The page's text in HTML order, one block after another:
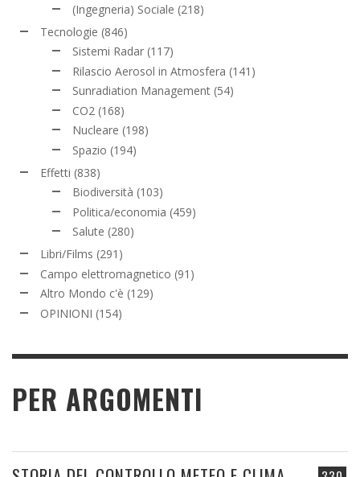
(Ingegneria) Sociale (218)
Tecnologie (846)
Sistemi Radar (117)
Rilascio Aerosol in Atmosfera (141)
Sunradiation Management (54)
CO2 (168)
Nucleare (198)
Spazio (194)
Effetti (838)
Biodiversità (103)
Politica/economia (459)
Salute (280)
Libri/Films (291)
Campo elettromagnetico (91)
Altro Mondo c'è (129)
OPINIONI (154)
PER ARGOMENTI